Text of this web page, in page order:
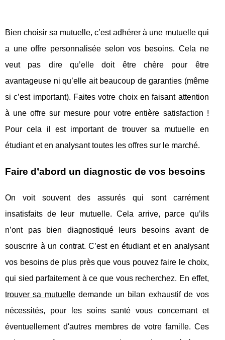
Bien choisir sa mutuelle, c’est adhérer à une mutuelle qui
a une offre personnalisée selon vos besoins. Cela ne
veut pas dire qu’elle doit être chère pour être
avantageuse ni qu’elle ait beaucoup de garanties (même
si c’est important). Faites votre choix en faisant attention
à une offre sur mesure pour votre entière satisfaction !
Pour cela il est important de trouver sa mutuelle en
étudiant et en analysant toutes les offres sur le marché.
Faire d’abord un diagnostic de vos besoins
On voit souvent des assurés qui sont carrément
insatisfaits de leur mutuelle. Cela arrive, parce qu’ils
n’ont pas bien diagnostiqué leurs besoins avant de
souscrire à un contrat. C’est en étudiant et en analysant
vos besoins de plus près que vous pouvez faire le choix,
qui sied parfaitement à ce que vous recherchez. En effet,
trouver sa mutuelledemande un bilan exhaustif de vos
nécessités, pour les soins santé vous concernant et
éventuellement d'autres membres de votre famille. Ces